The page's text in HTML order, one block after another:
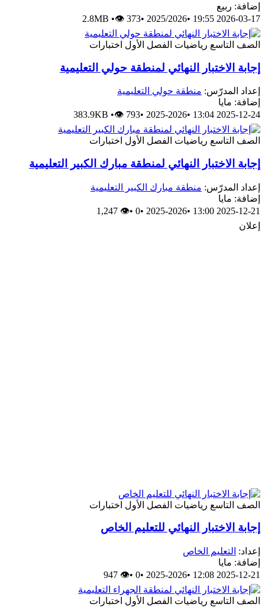
إضافة: ربيع
2026-03-17 19:55
•
2025/2026
•
2.8MB •👁 373
الصف التاسع رياضيات الفصل الأول اختبارات
إجابة الاختبار النهائي لمنطقة حولي التعليمية
إعداد المدرّس: منطقة حولي التعليمية
إضافة: مايا
2025-12-24 13:04
•
2025-2026
•
383.9KB •👁 793
الصف التاسع رياضيات الفصل الأول اختبارات
إجابة الاختبار النهائي لمنطقة مبارك الكبير التعليمية
إعداد المدرّس: منطقة مبارك الكبير التعليمية
إضافة: مايا
2025-12-21 13:00
•
2025-2026
•
0
•
👁 1,247
إعلان
الصف التاسع رياضيات الفصل الأول اختبارات
إجابة الاختبار النهائي للتعليم الخاص
إعداد: التعليم الخاص
إضافة: مايا
2025-12-21 12:08
•
2025-2026
•
0
•
👁 947
الصف التاسع رياضيات الفصل الأول اختبارات